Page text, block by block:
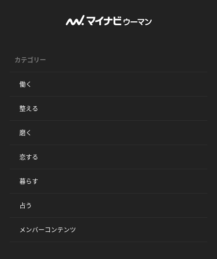
カテゴリー
働く
整える
磨く
恋する
暮らす
占う
メンバーコンテンツ